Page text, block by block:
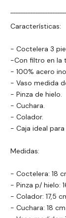
Características:
- Coctelera 3
-Con filtro en la
- 100% acero
- Vaso medida
- Pinza de hielo.
- Cuchara.
- Colador.
- Caja ideal para
Medidas:
- Coctelera: 18
- Pinza p/ hielo:
- Colador: 17,5
- Cuchara: 18 cm